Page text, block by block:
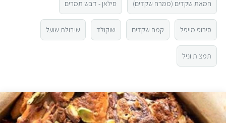
2
1
חמאת שקדים (ממרח שקדים) סילאן - דבש תמרים
סירופ מייפל קמח שקדים שוקולד שיבולת שועל
תמצית וניל